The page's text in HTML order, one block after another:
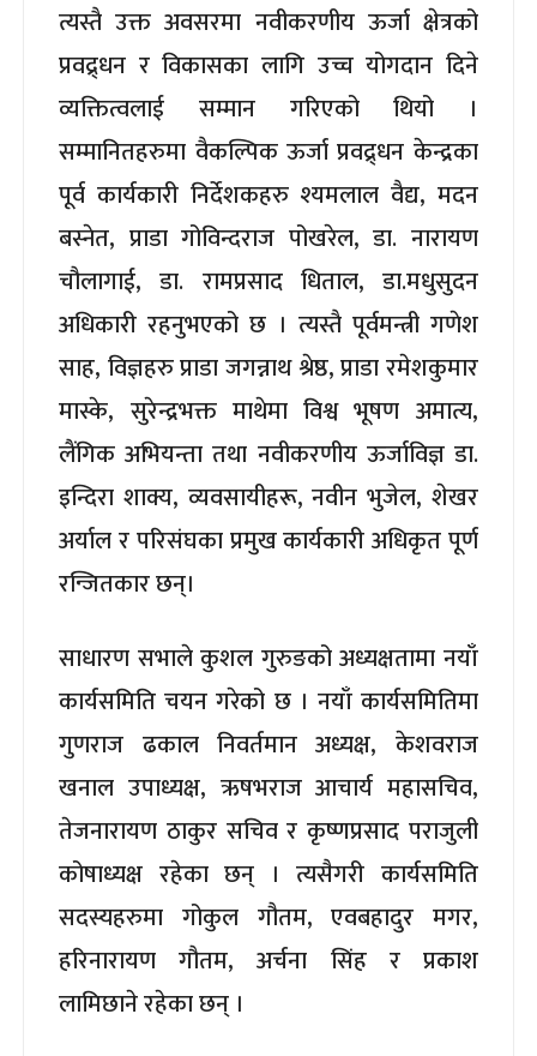
त्यस्तै उक्त अवसरमा नवीकरणीय ऊर्जा क्षेत्रको
प्रवद्र्धन र विकासका लागि उच्च योगदान दिने
व्यक्तित्वलाई सम्मान गरिएको थियो ।
सम्मानितहरुमा वैकल्पिक ऊर्जा प्रवद्र्धन केन्द्रका
पूर्व कार्यकारी निर्देशकहरु श्यमलाल वैद्य, मदन
बस्नेत, प्राडा गोविन्दराज पोखरेल, डा. नारायण
चौलागाई, डा. रामप्रसाद धिताल, डा.मधुसुदन
अधिकारी रहनुभएको छ । त्यस्तै पूर्वमन्त्री गणेश
साह, विज्ञहरु प्राडा जगन्नाथ श्रेष्ठ, प्राडा रमेशकुमार
मास्के, सुरेन्द्रभक्त माथेमा विश्व भूषण अमात्य,
लैंगिक अभियन्ता तथा नवीकरणीय ऊर्जाविज्ञ डा.
इन्दिरा शाक्य, व्यवसायीहरू, नवीन भुजेल, शेखर
अर्याल र परिसंघका प्रमुख कार्यकारी अधिकृत पूर्ण
रन्जितकार छन्।
साधारण सभाले कुशल गुरुङको अध्यक्षतामा नयाँ
कार्यसमिति चयन गरेको छ । नयाँ कार्यसमितिमा
गुणराज ढकाल निवर्तमान अध्यक्ष, केशवराज
खनाल उपाध्यक्ष, ऋषभराज आचार्य महासचिव,
तेजनारायण ठाकुर सचिव र कृष्णप्रसाद पराजुली
कोषाध्यक्ष रहेका छन् । त्यसैगरी कार्यसमिति
सदस्यहरुमा गोकुल गौतम, एवबहादुर मगर,
हरिनारायण गौतम, अर्चना सिंह र प्रकाश
लामिछाने रहेका छन् ।